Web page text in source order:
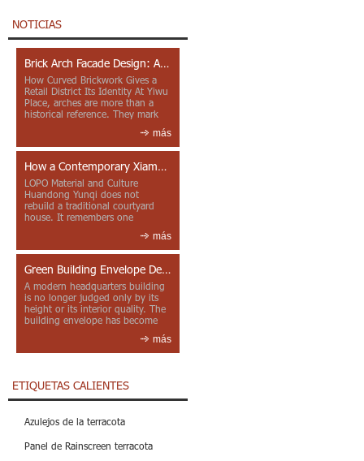
NOTICIAS
Brick Arch Facade Design: A Closer Look at Yiwu Place
How Curved Brickwork Gives a
Retail District Its Identity At Yiwu
Place, arches are more than a
historical reference. They mark
más
How a Contemporary Xiamen Project Reframes Minnan Red Brick
LOPO Material and Culture
Huandong Yunqi does not
rebuild a traditional courtyard
house. It remembers one
más
Green Building Envelope Design: Clay Sunscreen Fins for Modern Headquarters Architecture
A modern headquarters building
is no longer judged only by its
height or its interior quality. The
building envelope has become
más
ETIQUETAS CALIENTES
Azulejos de la terracota
Panel de Rainscreen terracota